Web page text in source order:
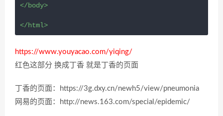
</body>
</html>
https://www.youyacao.com/yiqing/
红色这部分 换成丁香 就是丁香的页面
丁香的页面：https://3g.dxy.cn/newh5/view/pneumonia
网易的页面：http://news.163.com/special/epidemic/